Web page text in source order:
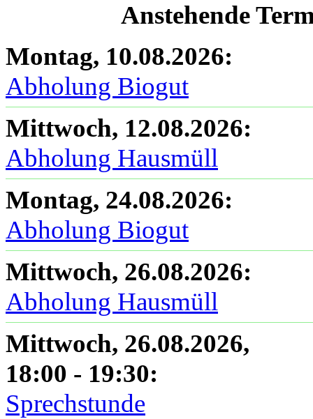
Anstehende
Montag, 10.08.2026:
Abholung Biogut
Mittwoch, 12.08.2026:
Abholung Hausmüll
Montag, 24.08.2026:
Abholung Biogut
Mittwoch, 26.08.2026:
Abholung Hausmüll
Mittwoch, 26.08.2026,
18:00 - 19:30:
Sprechstunde